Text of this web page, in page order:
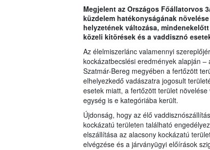
Megjelent az Országos Főállatorvos
küzdelem hatékonyságának
helyzetének változása,
közeli kitörések és a vaddisznó
Az élelmiszerlánc valamennyi
kockázatbecslési eredmények alapján
Szatmár-Bereg megyében a fertőzött
elhelyezkedő vadászatra jogosult
esetek miatt, a fertőzött terület
egység is e kategóriába került.
Újdonság, hogy az élő
kockázatú területen található
elszállítása az alacsony kockázatú
elvégzése és a járványügyi előírások